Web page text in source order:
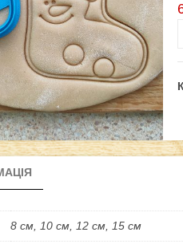
8 см, 10 см, 12 см, 15 см